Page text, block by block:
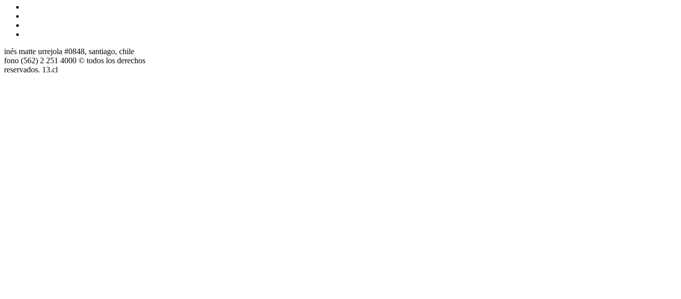
inés matte urrejola #0848, santiago, chile
fono (562) 2 251 4000 © todos los derechos
reservados. 13.cl